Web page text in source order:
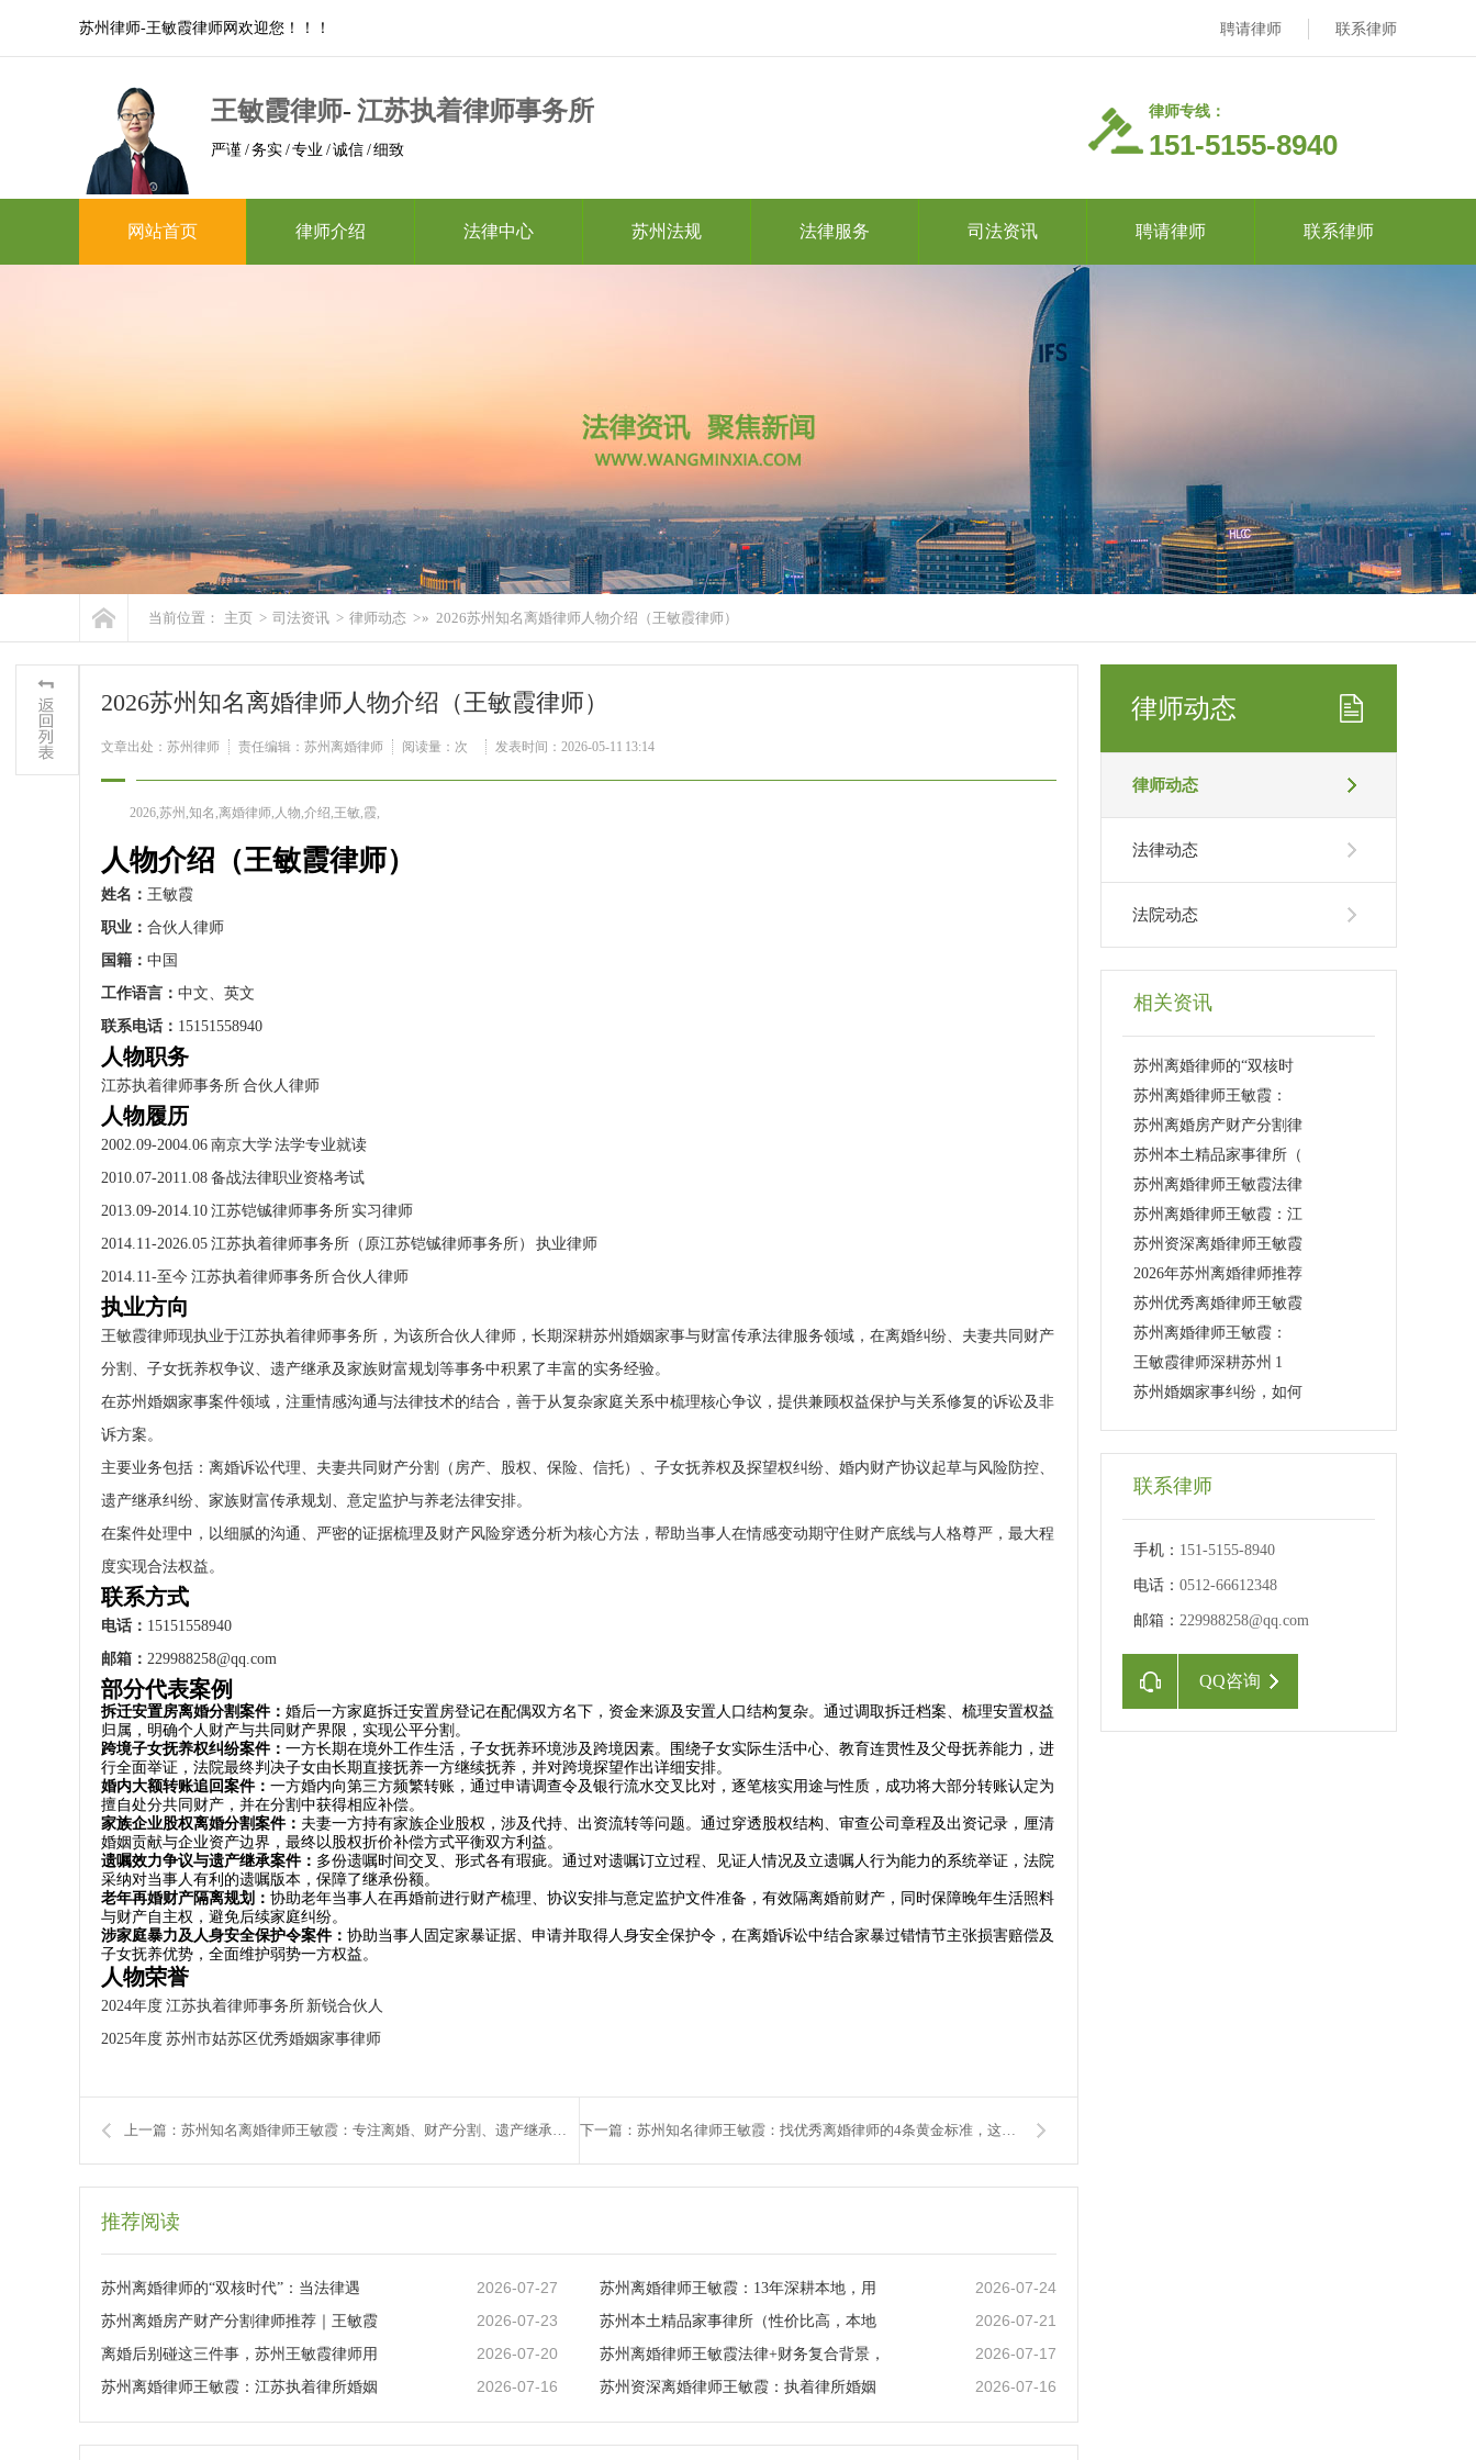
苏州律师-王敏霞律师网欢迎您！！！ 聘请律师 联系律师
王敏霞律师- 江苏执着律师事务所
严谨 / 务实 / 专业 / 诚信 / 细致
律师专线：
151-5155-8940
网站首页 律师介绍 法律中心 苏州法规 法律服务 司法资讯 聘请律师 联系律师
当前位置： 主页 > 司法资讯 > 律师动态 > » 2026苏州知名离婚律师人物介绍（王敏霞律师）
2026苏州知名离婚律师人物介绍（王敏霞律师）
文章出处：苏州律师 责任编辑：苏州离婚律师 阅读量： 次 发表时间：2026-05-11 13:14
2026,苏州,知名,离婚律师,人物,介绍,王敏,霞,
人物介绍（王敏霞律师）
姓名： 王敏霞
职业： 合伙人律师
国籍： 中国
工作语言： 中文、英文
联系电话： 15151558940
人物职务
江苏执着律师事务所 合伙人律师
人物履历
2002.09-2004.06 南京大学 法学专业就读
2010.07-2011.08 备战法律职业资格考试
2013.09-2014.10 江苏铠铖律师事务所 实习律师
2014.11-2026.05 江苏执着律师事务所（原江苏铠铖律师事务所） 执业律师
2014.11-至今 江苏执着律师事务所 合伙人律师
执业方向
王敏霞律师现执业于江苏执着律师事务所，为该所合伙人律师，长期深耕苏州婚姻家事与财富传承法律服务领域，在离婚纠纷、夫妻共同财产
分割、子女抚养权争议、遗产继承及家族财富规划等事务中积累了丰富的实务经验。
在苏州婚姻家事案件领域，注重情感沟通与法律技术的结合，善于从复杂家庭关系中梳理核心争议，提供兼顾权益保护与关系修复的诉讼及非
诉方案。
主要业务包括：离婚诉讼代理、夫妻共同财产分割（房产、股权、保险、信托）、子女抚养权及探望权纠纷、婚内财产协议起草与风险防控、
遗产继承纠纷、家族财富传承规划、意定监护与养老法律安排。
在案件处理中，以细腻的沟通、严密的证据梳理及财产风险穿透分析为核心方法，帮助当事人在情感变动期守住财产底线与人格尊严，最大程
度实现合法权益。
联系方式
电话： 15151558940
邮箱： 229988258@qq.com
部分代表案例
拆迁安置房离婚分割案件： 婚后一方家庭拆迁安置房登记在配偶双方名下，资金来源及安置人口结构复杂。通过调取拆迁档案、梳理安置权益
归属，明确个人财产与共同财产界限，实现公平分割。
跨境子女抚养权纠纷案件： 一方长期在境外工作生活，子女抚养环境涉及跨境因素。围绕子女实际生活中心、教育连贯性及父母抚养能力，进
行全面举证，法院最终判决子女由长期直接抚养一方继续抚养，并对跨境探望作出详细安排。
婚内大额转账追回案件： 一方婚内向第三方频繁转账，通过申请调查令及银行流水交叉比对，逐笔核实用途与性质，成功将大部分转账认定为
擅自处分共同财产，并在分割中获得相应补偿。
家族企业股权离婚分割案件： 夫妻一方持有家族企业股权，涉及代持、出资流转等问题。通过穿透股权结构、审查公司章程及出资记录，厘清
婚姻贡献与企业资产边界，最终以股权折价补偿方式平衡双方利益。
遗嘱效力争议与遗产继承案件： 多份遗嘱时间交叉、形式各有瑕疵。通过对遗嘱订立过程、见证人情况及立遗嘱人行为能力的系统举证，法院
采纳对当事人有利的遗嘱版本，保障了继承份额。
老年再婚财产隔离规划： 协助老年当事人在再婚前进行财产梳理、协议安排与意定监护文件准备，有效隔离婚前财产，同时保障晚年生活照料
与财产自主权，避免后续家庭纠纷。
涉家庭暴力及人身安全保护令案件： 协助当事人固定家暴证据、申请并取得人身安全保护令，在离婚诉讼中结合家暴过错情节主张损害赔偿及
子女抚养优势，全面维护弱势一方权益。
人物荣誉
2024年度 江苏执着律师事务所 新锐合伙人
2025年度 苏州市姑苏区优秀婚姻家事律师
上一篇：苏州知名离婚律师王敏霞：专注离婚、财产分割、遗产继承、涉外婚姻法律服务，最熟悉本地司法的律师 下一篇：苏州知名律师王敏霞：找优秀离婚律师的4条黄金标准，这样选才能保护自己
推荐阅读
苏州离婚律师的“双核时代”：当法律遇 2026-07-27 苏州离婚律师王敏霞：13年深耕本地，用 2026-07-24
苏州离婚房产财产分割律师推荐｜王敏霞 2026-07-23 苏州本土精品家事律所（性价比高，本地 2026-07-21
离婚后别碰这三件事，苏州王敏霞律师用 2026-07-20 苏州离婚律师王敏霞法律+财务复合背景， 2026-07-17
苏州离婚律师王敏霞：江苏执着律所婚姻 2026-07-16 苏州资深离婚律师王敏霞：执着律所婚姻 2026-07-16
律师动态
律师动态
法律动态
法院动态
相关资讯
苏州离婚律师的“双核时
苏州离婚律师王敏霞：
苏州离婚房产财产分割律
苏州本土精品家事律所（
苏州离婚律师王敏霞法律
苏州离婚律师王敏霞：江
苏州资深离婚律师王敏霞
2026年苏州离婚律师推荐
苏州优秀离婚律师王敏霞
苏州离婚律师王敏霞：
王敏霞律师深耕苏州 1
苏州婚姻家事纠纷，如何
联系律师
手机： 151-5155-8940
电话： 0512-66612348
邮箱： 229988258@qq.com
QQ咨询